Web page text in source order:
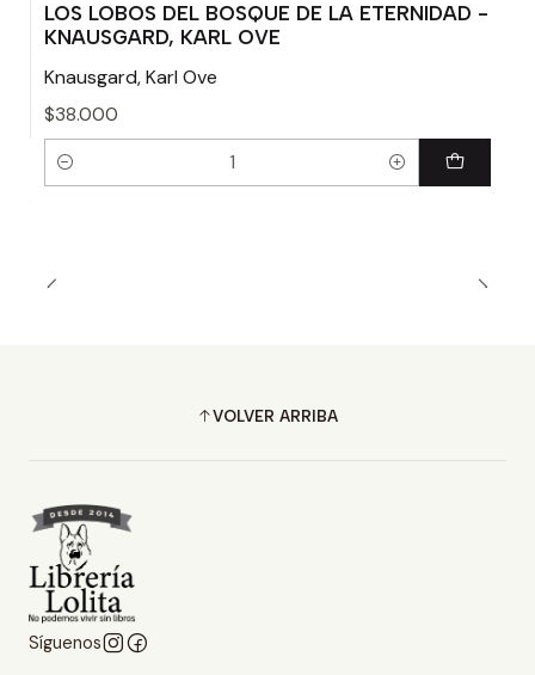
LOS LOBOS DEL BOSQUE DE LA ETERNIDAD -
KNAUSGARD, KARL OVE
Knausgard, Karl Ove
$38.000
Cantidad
VOLVER ARRIBA
Síguenos